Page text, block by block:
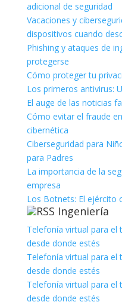
adicional de seguridad
Vacaciones y
dispositivos cuando
Phishing y ataques de
protegerse
Cómo proteger tu
Los primeros antivirus:
El auge de las noticias
Cómo evitar el fraude
cibernética
Ciberseguridad para
para Padres
La importancia de la
empresa
Los Botnets: El ejército
Ingeniería
Telefonía virtual para
desde donde estés
Telefonía virtual para
desde donde estés
Telefonía virtual para
desde donde estés